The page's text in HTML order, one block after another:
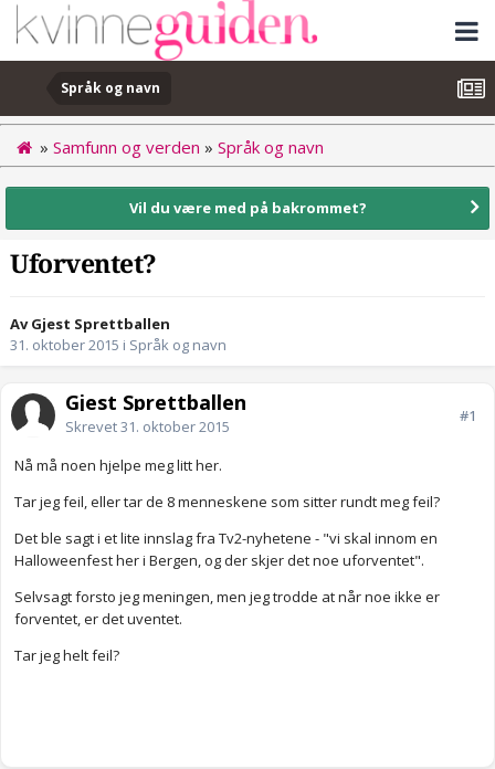
Språk og navn
» Samfunn og verden » Språk og navn
Vil du være med på bakrommet?
Uforventet?
Av Gjest Sprettballen
31. oktober 2015 i Språk og navn
Gjest Sprettballen
Skrevet31. oktober 2015
#1
Nå må noen hjelpe meg litt her.
Tar jeg feil, eller tar de 8 menneskene som sitter rundt meg feil?
Det ble sagt i et lite innslag fra Tv2-nyhetene - "vi skal innom en
Halloweenfest her i Bergen, og der skjer det noe uforventet".
Selvsagt forsto jeg meningen, men jeg trodde at når noe ikke er
forventet, er det uventet.
Tar jeg helt feil?